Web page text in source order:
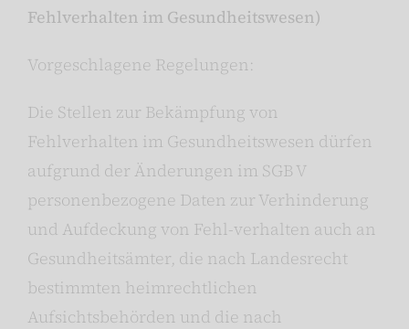
Fehlverhalten im Gesundheitswesen)
Vorgeschlagene Regelungen:
Die Stellen zur Bekämpfung von
Fehlverhalten im Gesundheitswesen dürfen
aufgrund der Änderungen im SGB V
personenbezogene Daten zur Verhinderung
und Aufdeckung von Fehl-verhalten auch an
Gesundheitsämter, die nach Landesrecht
bestimmten heimrechtlichen
Aufsichtsbehörden und die nach